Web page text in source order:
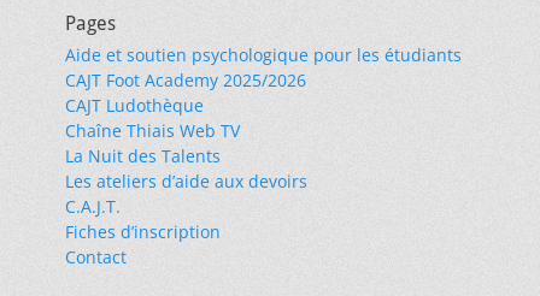
Pages
Aide et soutien psychologique pour les étudiants
CAJT Foot Academy 2025/2026
CAJT Ludothèque
Chaîne Thiais Web TV
La Nuit des Talents
Les ateliers d’aide aux devoirs
C.A.J.T.
Fiches d’inscription
Contact